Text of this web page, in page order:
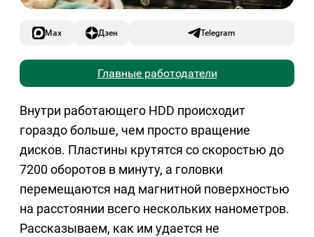
Max Дзен Telegram
Главные работодатели
Внутри работающего HDD происходит
гораздо больше, чем просто вращение
дисков. Пластины крутятся со скоростью до
7200 оборотов в минуту, а головки
перемещаются над магнитной поверхностью
на расстоянии всего нескольких нанометров.
Рассказываем, как им удается не